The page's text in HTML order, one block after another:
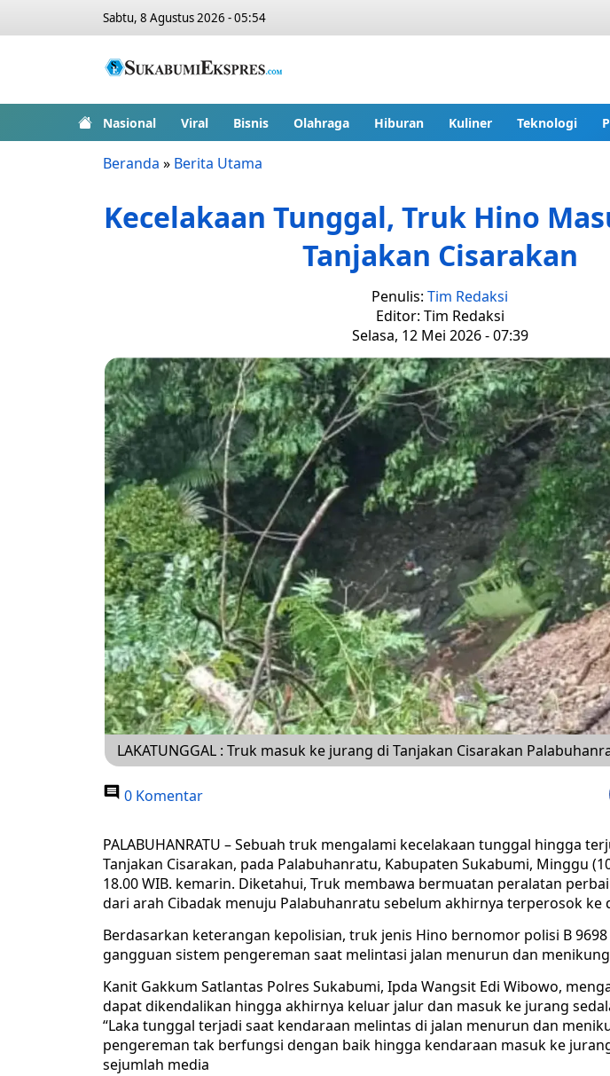
Sabtu, 8 Agustus 2026 - 05:54
Nasional Viral Bisnis Olahraga Hiburan Kuliner Teknologi
Beranda » Berita Utama
Kecelakaan Tunggal, Truk Hino
Tanjakan Cisarakan
Penulis: Tim Redaksi
Editor: Tim Redaksi
Selasa, 12 Mei 2026 - 07:39
LAKATUNGGAL : Truk masuk ke jurang di Tanjakan Cisarakan
0 Komentar
PALABUHANRATU – Sebuah truk mengalami kecelakaan tunggal hingga
Tanjakan Cisarakan, pada Palabuhanratu, Kabupaten Sukabumi, Minggu
18.00 WIB. kemarin. Diketahui, Truk membawa bermuatan peralatan
dari arah Cibadak menuju Palabuhanratu sebelum akhirnya terperosok ke
Berdasarkan keterangan kepolisian, truk jenis Hino bernomor polisi B
gangguan sistem pengereman saat melintasi jalan menurun dan
Kanit Gakkum Satlantas Polres Sukabumi, Ipda Wangsit Edi Wibowo,
dapat dikendalikan hingga akhirnya keluar jalur dan masuk ke jurang
“Laka tunggal terjadi saat kendaraan melintas di jalan menurun dan
pengereman tak berfungsi dengan baik hingga kendaraan masuk ke
sejumlah media